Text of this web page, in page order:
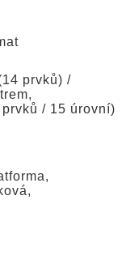
prvků) /
/ 15 úrovní)